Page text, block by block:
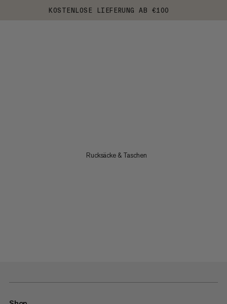
KOSTENLOSE LIEFERUNG AB €100
Rucksäcke & Taschen